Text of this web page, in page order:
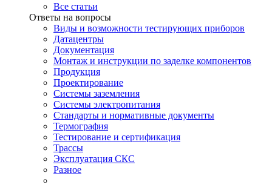
Все статьи
Ответы на вопросы
Виды и возможности тестирующих приборов
Датацентры
Документация
Монтаж и инструкции по заделке компонентов
Продукция
Проектирование
Системы заземления
Системы электропитания
Стандарты и нормативные документы
Термография
Тестирование и сертификация
Трассы
Эксплуатация СКС
Разное